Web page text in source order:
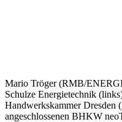
Mario Tröger (RMB/
Schulze Energietechnik
Handwerkskammer Dresden
angeschlossenen BHKW